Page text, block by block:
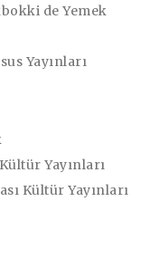
de Yemek
Yayınları
Yayınları
Kültür Yayınları